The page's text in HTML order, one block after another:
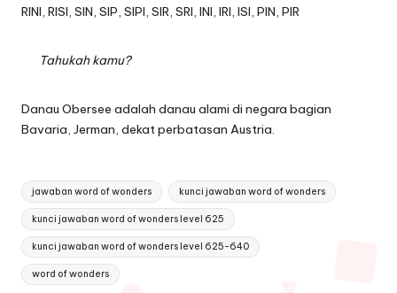
RINI, RISI, SIN, SIP, SIPI, SIR, SRI, INI, IRI, ISI, PIN, PIR
Tahukah kamu?
Danau Obersee adalah danau alami di negara bagian
Bavaria, Jerman, dekat perbatasan Austria.
Tags:
jawaban word of wonders kunci jawaban word of wonders
kunci jawaban word of wonders level 625
kunci jawaban word of wonders level 625-640
word of wonders